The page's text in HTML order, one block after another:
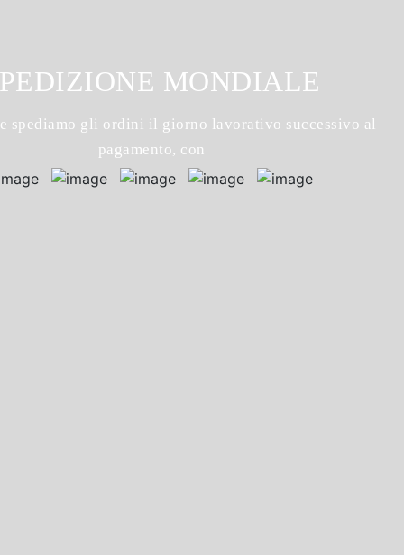
MONDIALE
spediamo gli ordini il giorno lavorativo successivo al
pagamento, con